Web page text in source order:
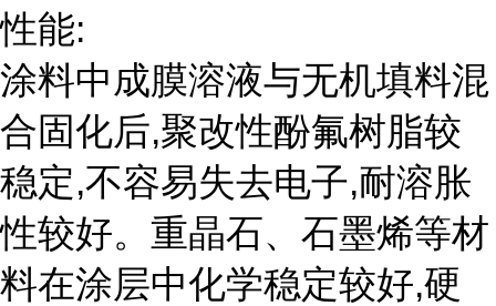
性能:
涂料中成膜溶液与无机填料混
合固化后,聚改性酚氟树脂较
稳定,不容易失去电子,耐溶胀
性较好。重晶石、石墨烯等材
料在涂层中化学稳定较好,硬